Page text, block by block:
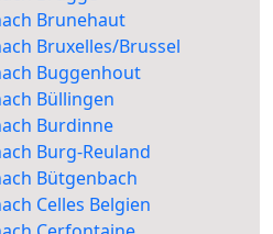
Brunehaut
Bruxelles/Brussel
Buggenhout
Büllingen
Burdinne
Burg-Reuland
Bütgenbach
Celles Belgien